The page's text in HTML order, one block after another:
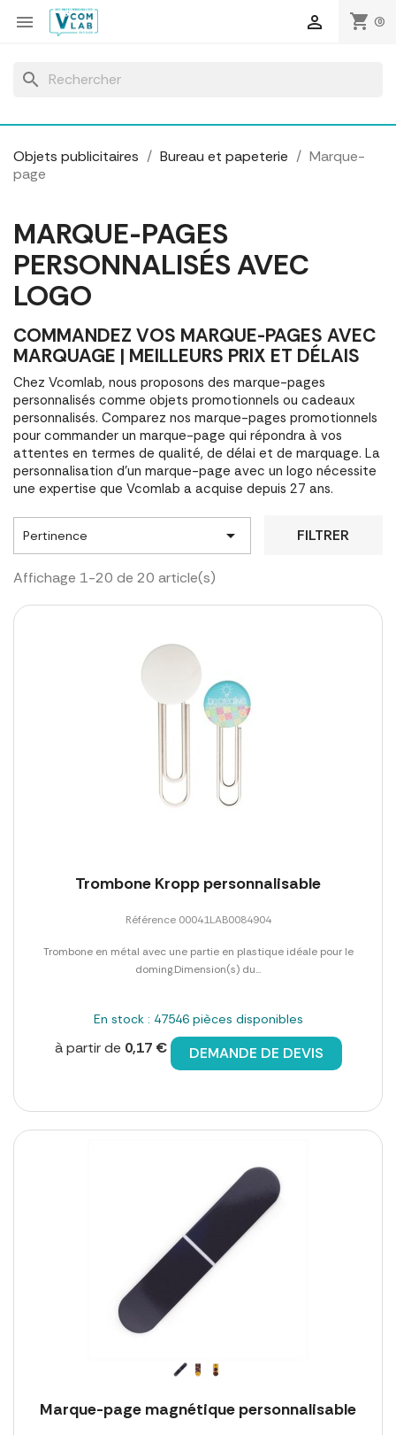
 shopping_cart (0)

search
Objets publicitaires Bureau et papeterie
Marque-
page
MARQUE-PAGES
PERSONNALISÉS AVEC
LOGO
COMMANDEZ VOS MARQUE-PAGES AVEC
MARQUAGE | MEILLEURS PRIX ET DÉLAIS
Chez Vcomlab, nous proposons des marque-pages
personnalisés comme objets promotionnels ou cadeaux
personnalisés. Comparez nos marque-pages promotionnels
pour commander un marque-page qui répondra à vos
attentes en termes de qualité, de délai et de marquage. La
personnalisation d'un marque-page avec un logo nécessite
une expertise que Vcomlab a acquise depuis 27 ans.
Pertinence  FILTRER
Affichage 1-20 de 20 article(s)
Trombone Kropp personnalisable
Référence 00041LAB0084904
Trombone en métal avec une partie en plastique idéale pour le
doming.Dimension(s) du...
En stock : 47546 pièces disponibles
à partir de 0,17 € DEMANDE DE DEVIS
Marque-page magnétique personnalisable
Panneau de gestion des cookies